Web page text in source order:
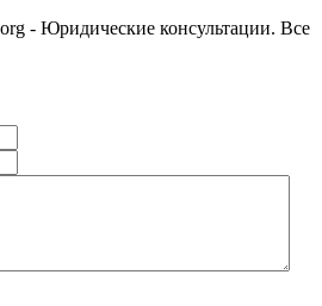
- Юридические консультации. Все